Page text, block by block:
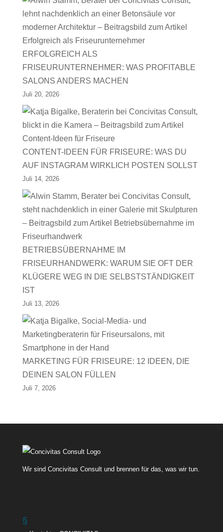
ERFOLGREICH ALS
FRISEURUNTERNEHMER: WAS PROFITABLE
SALONS ANDERS MACHEN
Juli 20, 2026
CONTENT-IDEEN FÜR FRISEURE: WAS DU
AUF INSTAGRAM WIRKLICH POSTEN SOLLST
Juli 14, 2026
BETRIEBSÜBERNAHME IM
FRISEURHANDWERK: WARUM SIE OFT DER
KLÜGERE WEG IN DIE SELBSTSTÄNDIGKEIT
IST
Juli 13, 2026
MARKETING FÜR FRISEURE: 12 IDEEN, DIE
DEINEN SALON FÜLLEN
Juli 7, 2026
Wir sind Concivitas Consult und brennen für das, was wir tun.
§